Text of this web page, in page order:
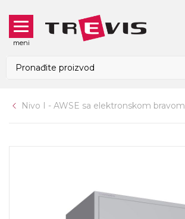
meni
Nivo I - AWSE sa elektronskom bravom